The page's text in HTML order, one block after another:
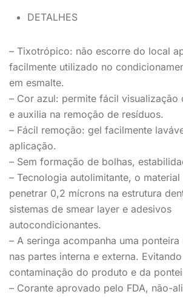
DETALHES
– Tixotrópico: não escorre do local
facilmente utilizado no
em esmalte.
– Cor azul: permite fácil visualização
e auxilia na remoção de resíduos.
– Fácil remoção: gel facilmente
aplicação.
– Sem formação de bolhas,
– Tecnologia autolimitante, o
penetrar 0,2 mícrons na estrutura
sistemas de smear layer e adesivos
autocondicionantes.
– A seringa acompanha uma
nas partes interna e externa.
contaminação do produto e da
– Corante aprovado pelo FDA, não-